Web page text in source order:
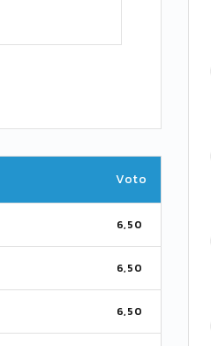
Voto
6,50
6,50
6,50